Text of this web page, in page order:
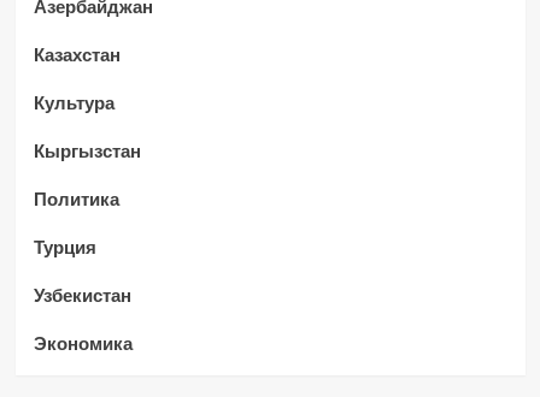
Азербайджан
Казахстан
Культура
Кыргызстан
Политика
Турция
Узбекистан
Экономика